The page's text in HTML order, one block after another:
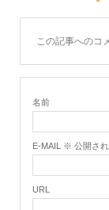
この記事へのコ
名前
E-MAIL ※ 公開
URL